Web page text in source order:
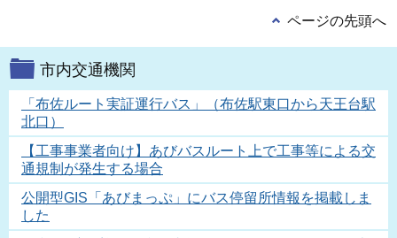
ページの先頭へ
市内交通機関
「布佐ルート実証運行バス」（布佐駅東口から天王台駅
北口）
【工事事業者向け】あびバスルート上で工事等による交
通規制が発生する場合
公開型GIS「あびまっぷ」にバス停留所情報を掲載しま
した